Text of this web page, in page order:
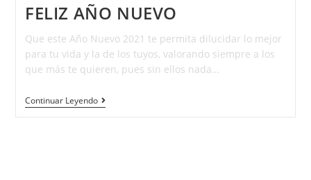
FELIZ AÑO NUEVO
Que este Año Nuevo 2021 te permita dilucidar lo mejor
para tu vida y la de los tuyos, valorando siempre a los
que más te quieren, pues sin ellos nada…
Continuar Leyendo